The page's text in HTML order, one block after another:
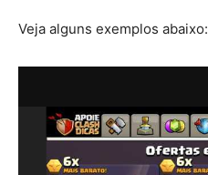
Veja alguns exemplos abaixo: